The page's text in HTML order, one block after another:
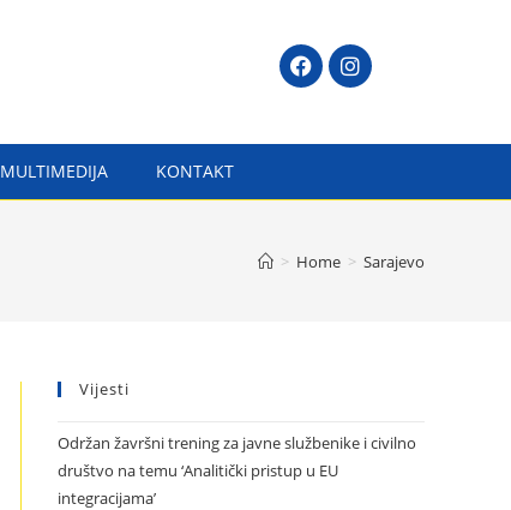
MULTIMEDIJA KONTAKT
> Home > Sarajevo
Vijesti
Održan žavršni trening za javne službenike i civilno
društvo na temu ‘Analitički pristup u EU
integracijama’